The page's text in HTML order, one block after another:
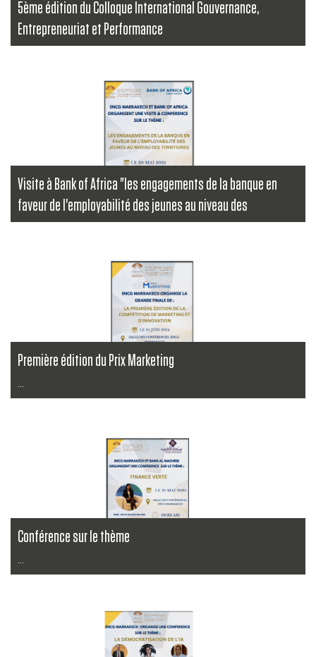
5ème édition du Colloque International Gouvernance,
Entrepreneuriat et Performance
Visite à Bank of Africa "les engagements de la banque en
faveur de l'employabilité des jeunes au niveau des
territoires"
Première édition du Prix Marketing
...
Conférence sur le thème
...